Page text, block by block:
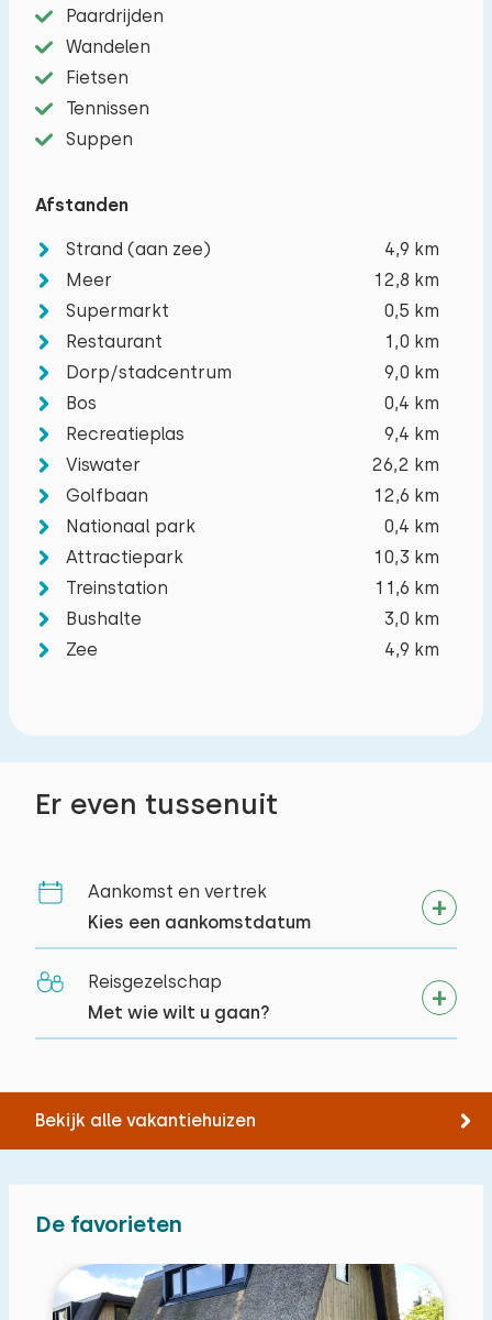
Er even tussenuit
Aantal kinderen
Aantal baby's
Toepassen
Aankomst en vertrek
Kies een aankomstdatum
Reisgezelschap
Met wie wilt u gaan?
Bekijk alle vakantiehuizen
De favorieten
Paardrijden
Wandelen
Fietsen
Tennissen
Suppen
Afstanden
Strand (aan zee)
4,9 km
Meer
12,8 km
Supermarkt
0,5 km
Restaurant
1,0 km
Dorp/stadcentrum
9,0 km
Bos
0,4 km
Recreatieplas
9,4 km
Viswater
26,2 km
Golfbaan
12,6 km
Nationaal park
0,4 km
Attractiepark
10,3 km
Treinstation
11,6 km
Bushalte
3,0 km
Zee
4,9 km